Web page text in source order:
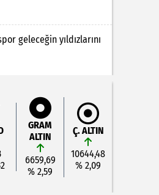
geleceğin yıldızlarını
GRAM
ALTIN
6659,69
% 2,59
Ç. ALTIN
10644,48
% 2,09